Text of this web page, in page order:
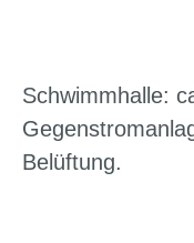
Schwimmhalle:
Belüftung.